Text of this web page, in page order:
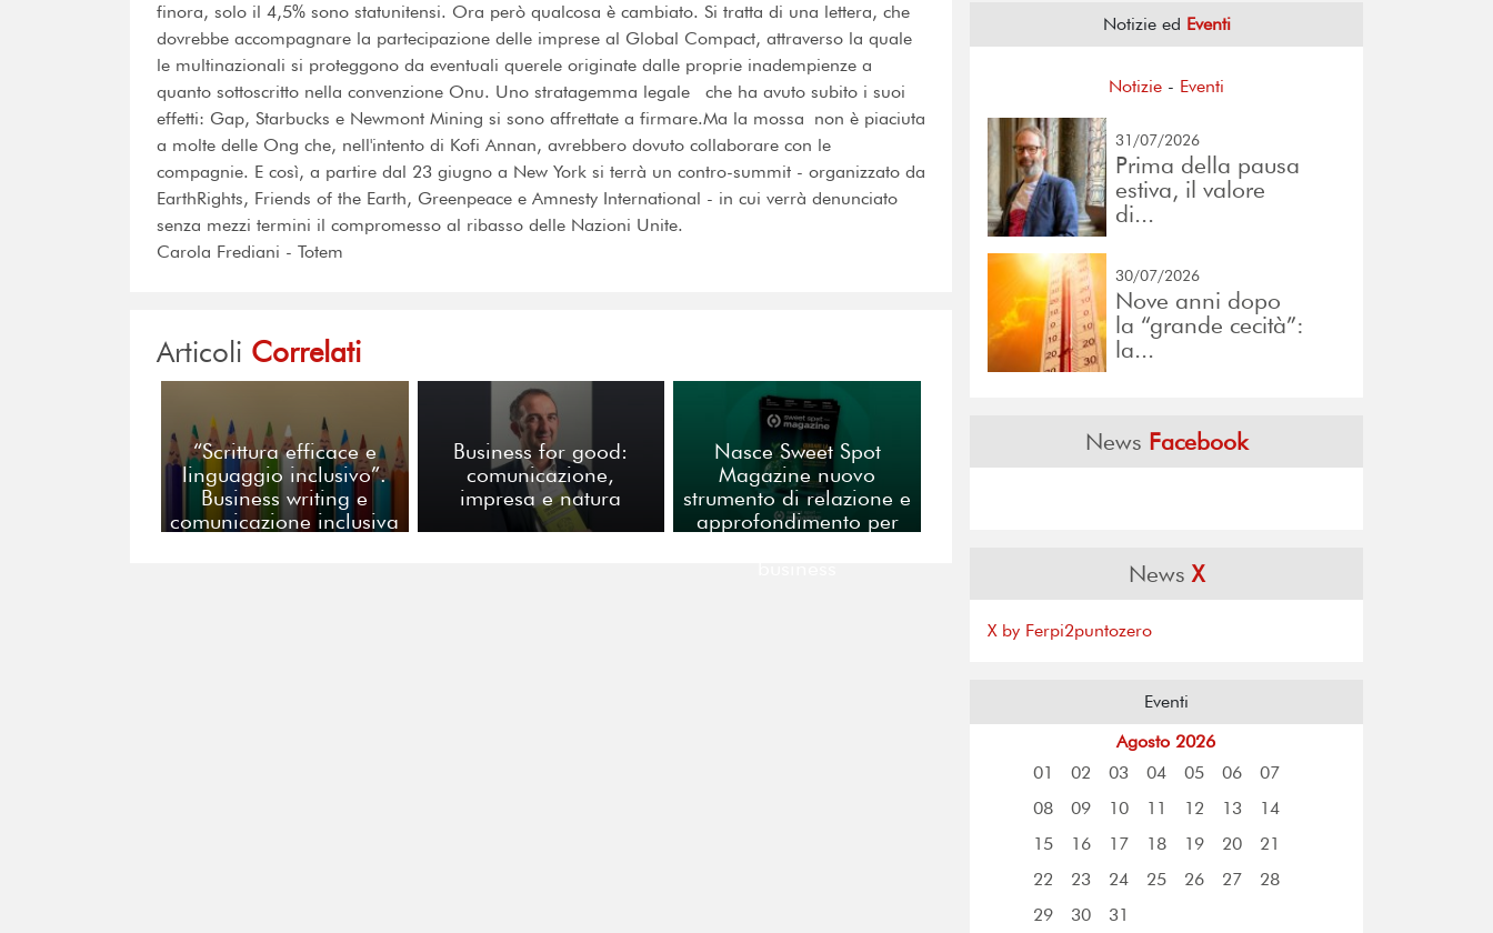
finora, solo il 4,5% sono statunitensi. Ora però qualcosa è cambiato. Si tratta di una lettera, che
dovrebbe accompagnare la partecipazione delle imprese al Global Compact, attraverso la quale
le multinazionali si proteggono da eventuali querele originate dalle proprie inadempienze a
quanto sottoscritto nella convenzione Onu. Uno stratagemma legale che ha avuto subito i suoi
effetti: Gap, Starbucks e Newmont Mining si sono affrettate a firmare.Ma la mossa non è piaciuta
a molte delle Ong che, nell'intento di Kofi Annan, avrebbero dovuto collaborare con le
compagnie. E così, a partire dal 23 giugno a New York si terrà un contro-summit - organizzato da
EarthRights, Friends of the Earth, Greenpeace e Amnesty International - in cui verrà denunciato
senza mezzi termini il compromesso al ribasso delle Nazioni Unite.
Carola Frediani - Totem
Articoli Correlati
“Scrittura efficace e
linguaggio inclusivo”.
Business writing e
comunicazione inclusiva
Business for good:
comunicazione,
impresa e natura
Nasce Sweet Spot
Magazine nuovo
strumento di relazione e
approfondimento per
Notizie ed Eventi
Notizie - Eventi
31/07/2026
Prima della pausa
estiva, il valore
di...
30/07/2026
Nove anni dopo
la “grande cecità”:
la...
News Facebook
NewsX
X by Ferpi2puntozero
Eventi
Agosto 2026
01
02 03 04 05 06
07
08
09 10 11 12 13
14
15
16 17 18 19 20
21
22
23 24 25 26 27
28
29
30 31